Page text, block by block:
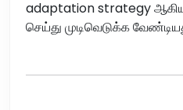
adaptation strategy
செய்து முடிவெடுக்க